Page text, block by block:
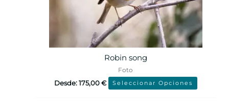
Robin song
Foto
Desde:175,00€ Seleccionar Opciones